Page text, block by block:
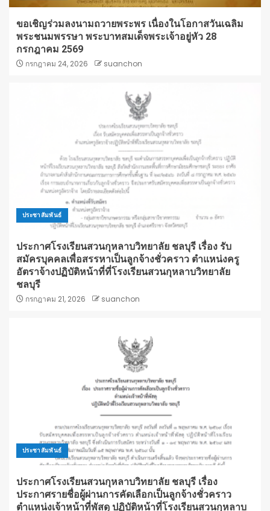
ขอเชิญร่วมลงนามถวายพระพร เนื่องในโอกาสวันเฉลิม
พระชนมพรรษา พระบาทสมเด็จพระเจ้าอยู่หัว 28
กรกฎาคม 2569
กรกฎาคม 24, 2026 suanchon
ประชาสัมพันธ์
ประกาศโรงเรียนสวนกุหลาบวิทยาลัย ชลบุรี เรื่อง รับ
สมัครบุคคลเพื่อสรรหาเป็นลูกจ้างชั่วคราว ตำแหน่งครู
อัตราจ้างปฏิบัติหน้าที่ที่โรงเรียนสวนกุหลาบวิทยาลัย
ชลบุรี
กรกฎาคม 21, 2026 suanchon
ประชาสัมพันธ์
ประกาศโรงเรียนสวนกุหลาบวิทยาลัย ชลบุรี เรื่อง
ประกาศรายชื่อผู้ผ่านการคัดเลือกเป็นลูกจ้างชั่วคราว
ตำแหน่งเจ้าหน้าที่พัสดุ ปฏิบัติหน้าที่โรงเรียนสวนกุหลาบ